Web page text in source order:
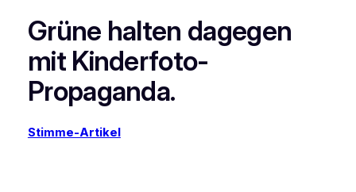
Grüne halten dagegen
mit Kinderfoto-
Propaganda.
Stimme-Artikel